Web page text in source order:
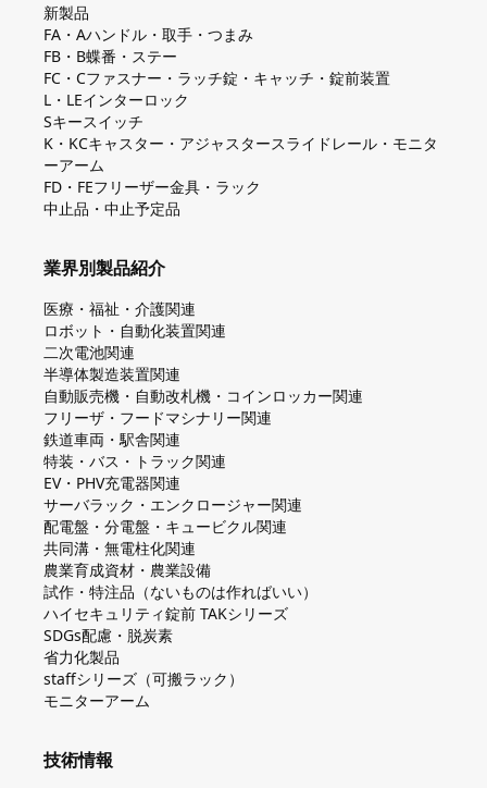
新製品
FA・Aハンドル・取手・つまみ
FB・B蝶番・ステー
FC・Cファスナー・ラッチ錠・キャッチ・錠前装置
L・LEインターロック
Sキースイッチ
K・KCキャスター・アジャスタースライドレール・モニタ
ーアーム
FD・FEフリーザー金具・ラック
中止品・中止予定品
業界別製品紹介
医療・福祉・介護関連
ロボット・自動化装置関連
二次電池関連
半導体製造装置関連
自動販売機・自動改札機・コインロッカー関連
フリーザ・フードマシナリー関連
鉄道車両・駅舎関連
特装・バス・トラック関連
EV・PHV充電器関連
サーバラック・エンクロージャー関連
配電盤・分電盤・キュービクル関連
共同溝・無電柱化関連
農業育成資材・農業設備
試作・特注品（ないものは作ればいい）
ハイセキュリティ錠前 TAKシリーズ
SDGs配慮・脱炭素
省力化製品
staffシリーズ（可搬ラック）
モニターアーム
技術情報